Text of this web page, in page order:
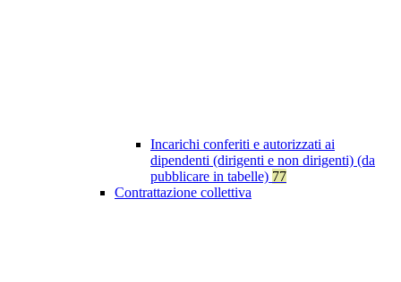
Incarichi conferiti e autorizzati ai
dipendenti (dirigenti e non dirigenti) (da
pubblicare in tabelle) 77
Contrattazione collettiva